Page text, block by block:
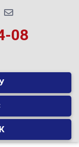
08